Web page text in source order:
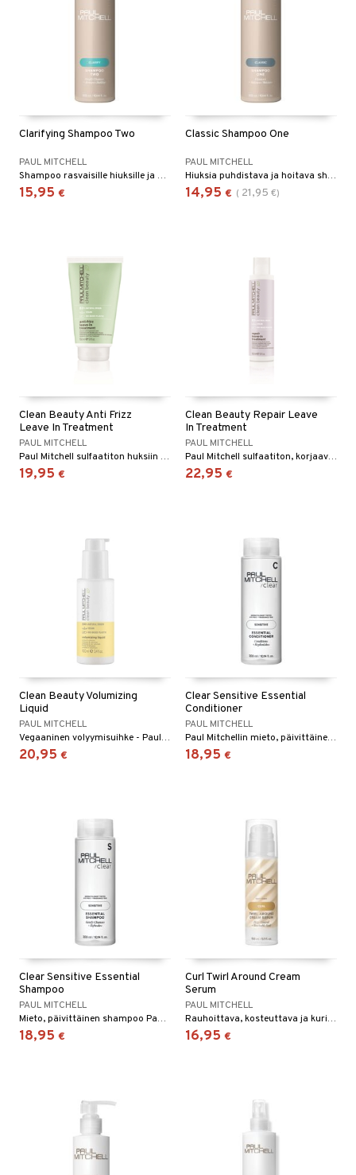
Clarifying Shampoo Two
PAUL MITCHELL
Shampoo rasvaisille hiuksille ja hiuspohjalle, syväpuhdistaa ja antaa täyteläisyyttä.
15,95 €
Classic Shampoo One
PAUL MITCHELL
Hiuksia puhdistava ja hoitava shampoo.
14,95 € ( 21,95 €)
Clean Beauty Anti Frizz
Leave In Treatment
PAUL MITCHELL
Paul Mitchell sulfaatiton huksiin jätettävä hoitoaine pörröisille hiuksille
19,95 €
Clean Beauty Repair Leave
In Treatment
PAUL MITCHELL
Paul Mitchell sulfaatiton, korjaava hiuksiin jätettävä hoitoaine
22,95 €
Clean Beauty Volumizing
Liquid
PAUL MITCHELL
Vegaaninen volyymisuihke - Paul Mitchell
20,95 €
Clear Sensitive Essential
Conditioner
PAUL MITCHELL
Paul Mitchellin mieto, päivittäinen hoitoaine
18,95 €
Clear Sensitive Essential
Shampoo
PAUL MITCHELL
Mieto, päivittäinen shampoo Paul Mitchelliltä.
18,95 €
Curl Twirl Around Cream
Serum
PAUL MITCHELL
Rauhoittava, kosteuttava ja kurittomat kiharat kesyttävä voide.
16,95 €
& Soujaus